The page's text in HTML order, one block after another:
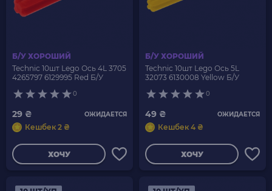
Б/У ХОРОШИЙ
Technic 10шт Lego Ось 4L 3705
4265797 6129995 Red Б/У
0
29 ₴ ОЖИДАЕТСЯ
Кешбек 2 ₴
ХОЧУ
Б/У ХОРОШИЙ
Technic 10шт Lego Ось 5L
32073 6130008 Yellow Б/У
0
49 ₴ ОЖИДАЕТСЯ
Кешбек 4 ₴
ХОЧУ